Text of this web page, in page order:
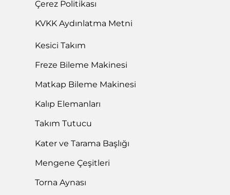
Çerez Politikası
KVKK Aydınlatma Metni
Kesici Takım
Freze Bileme Makinesi
Matkap Bileme Makinesi
Kalıp Elemanları
Takım Tutucu
Kater ve Tarama Başlığı
Mengene Çeşitleri
Torna Aynası